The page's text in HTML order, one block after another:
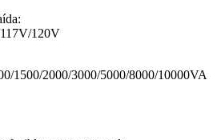
120V
1500/2000/3000/5000/8000/10000VA